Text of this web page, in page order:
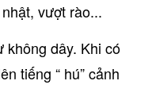
vượt rào...
không dây. Khi có
tiếng “ hú” cảnh